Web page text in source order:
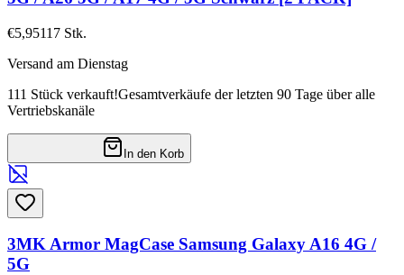
€5,95117 Stk.
Versand am Dienstag
111 Stück verkauft!Gesamtverkäufe der letzten 90 Tage über alle
Vertriebskanäle
In den Korb
3MK Armor MagCase Samsung Galaxy A16 4G /
5G